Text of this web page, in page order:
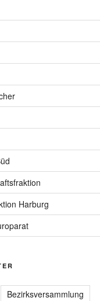
Harburg
Bezirksversammlung